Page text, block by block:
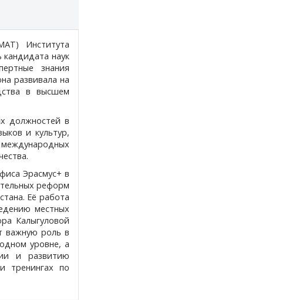
Института
наук
знания
развивала на
в высшем
должностей в
и культур,
международных
Эрасмус+ в
реформ
Её работа
местных
Калыгуловой
важную роль в
уровне, а
и развитию
тренингах по